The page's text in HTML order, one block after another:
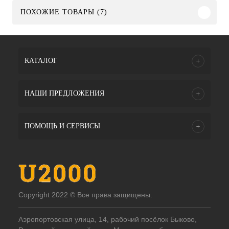
ПОХОЖИЕ ТОВАРЫ (7)
КАТАЛОГ
НАШИ ПРЕДЛОЖЕНИЯ
ПОМОЩЬ И СЕРВИСЫ
Copyright 2022 © Все права защищены.
Аэропортовская улица, 14, рабочий посёлок Быково,